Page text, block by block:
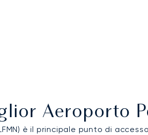
Aeroporto
è il principale punto di